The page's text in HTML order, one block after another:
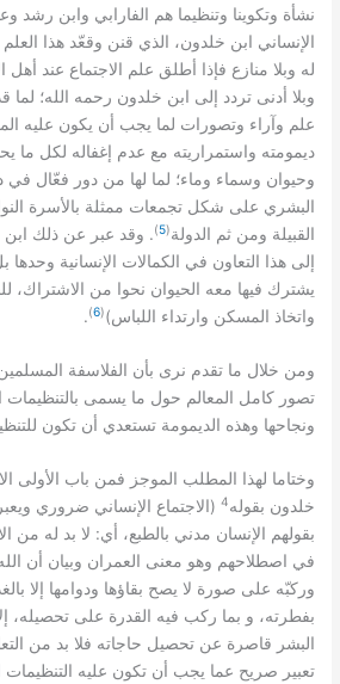
نشأة وتكوينا وتنظيما هم الفارابي وابن رشد
الإنساني ابن خلدون، الذي قنن وقعّد هذا
له وبلا منازع فإذا أطلق علم الاجتماع عند
وبلا أدنى تردد إلى ابن خلدون رحمه الله؛
علم وآراء وتصورات لما يجب أن يكون عليه
ديمومته واستمراريته مع عدم إغفاله لكل ما
وحيوان وسماء وماء؛ لما لها من دور فعّال في
البشري على شكل تجمعات ممثلة بالأسرة
القبيلة ومن ثم الدولة(
5
)
. وقد عبر عن ذلك ابن
إلى هذا التعاون في الكمالات الإنسانية وحدها
يشترك فيها معه الحيوان نحوا من الاشتراك،
واتخاذ المسكن وارتداء اللباس)
(
6
)
.
ومن خلال ما تقدم نرى بأن الفلاسفة
تصور كامل المعالم حول ما يسمى بالتنظيمات
ونجاحها وهذه الديمومة تستعدي أن تكون
وختاما لهذا المطلب الموجز فمن باب الأولى
خلدون بقوله4
( الاجتماع الإنساني ضروري
بقولهم الإنسان مدني بالطبع، أي: لا بد له من
في اصطلاحهم وهو معنى العمران وبيان أن
وركبّه على صورة لا يصح بقاؤها ودوامها إلا
بفطرته، و بما ركب فيه القدرة على تحصيله،
البشر قاصرة عن تحصيل حاجاته فلا بد من
تعبير صريح عما يجب أن تكون عليه التنظيمات